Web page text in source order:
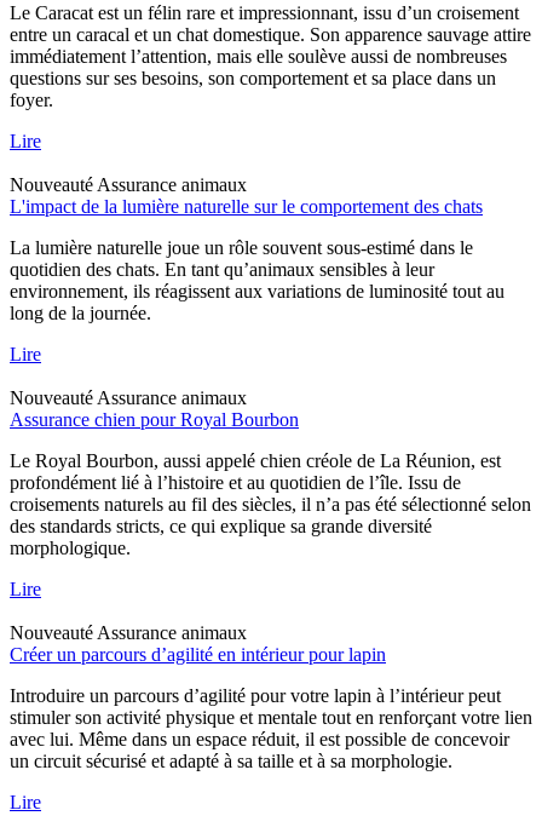
Le Caracat est un félin rare et impressionnant, issu d’un croisement
entre un caracal et un chat domestique. Son apparence sauvage attire
immédiatement l’attention, mais elle soulève aussi de nombreuses
questions sur ses besoins, son comportement et sa place dans un
foyer.
Lire
Nouveauté Assurance animaux
L'impact de la lumière naturelle sur le comportement des chats
La lumière naturelle joue un rôle souvent sous-estimé dans le
quotidien des chats. En tant qu’animaux sensibles à leur
environnement, ils réagissent aux variations de luminosité tout au
long de la journée.
Lire
Nouveauté Assurance animaux
Assurance chien pour Royal Bourbon
Le Royal Bourbon, aussi appelé chien créole de La Réunion, est
profondément lié à l’histoire et au quotidien de l’île. Issu de
croisements naturels au fil des siècles, il n’a pas été sélectionné selon
des standards stricts, ce qui explique sa grande diversité
morphologique.
Lire
Nouveauté Assurance animaux
Créer un parcours d’agilité en intérieur pour lapin
Introduire un parcours d’agilité pour votre lapin à l’intérieur peut
stimuler son activité physique et mentale tout en renforçant votre lien
avec lui. Même dans un espace réduit, il est possible de concevoir
un circuit sécurisé et adapté à sa taille et à sa morphologie.
Lire